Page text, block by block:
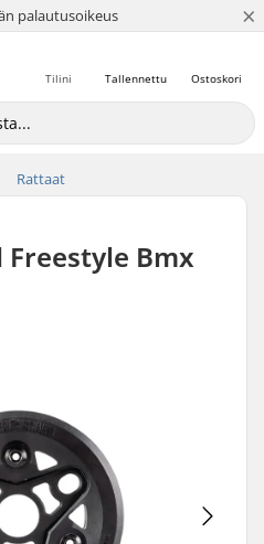
palautusoikeus
4.8 / 5 ×
Ostoskori
Tallennettu
Tilini
Rattaat
Freestyle Bmx